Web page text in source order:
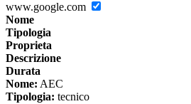
www.google.com
Nome
Tipologia
Proprieta
Descrizione
Durata
Nome: AEC
Tipologia: tecnico